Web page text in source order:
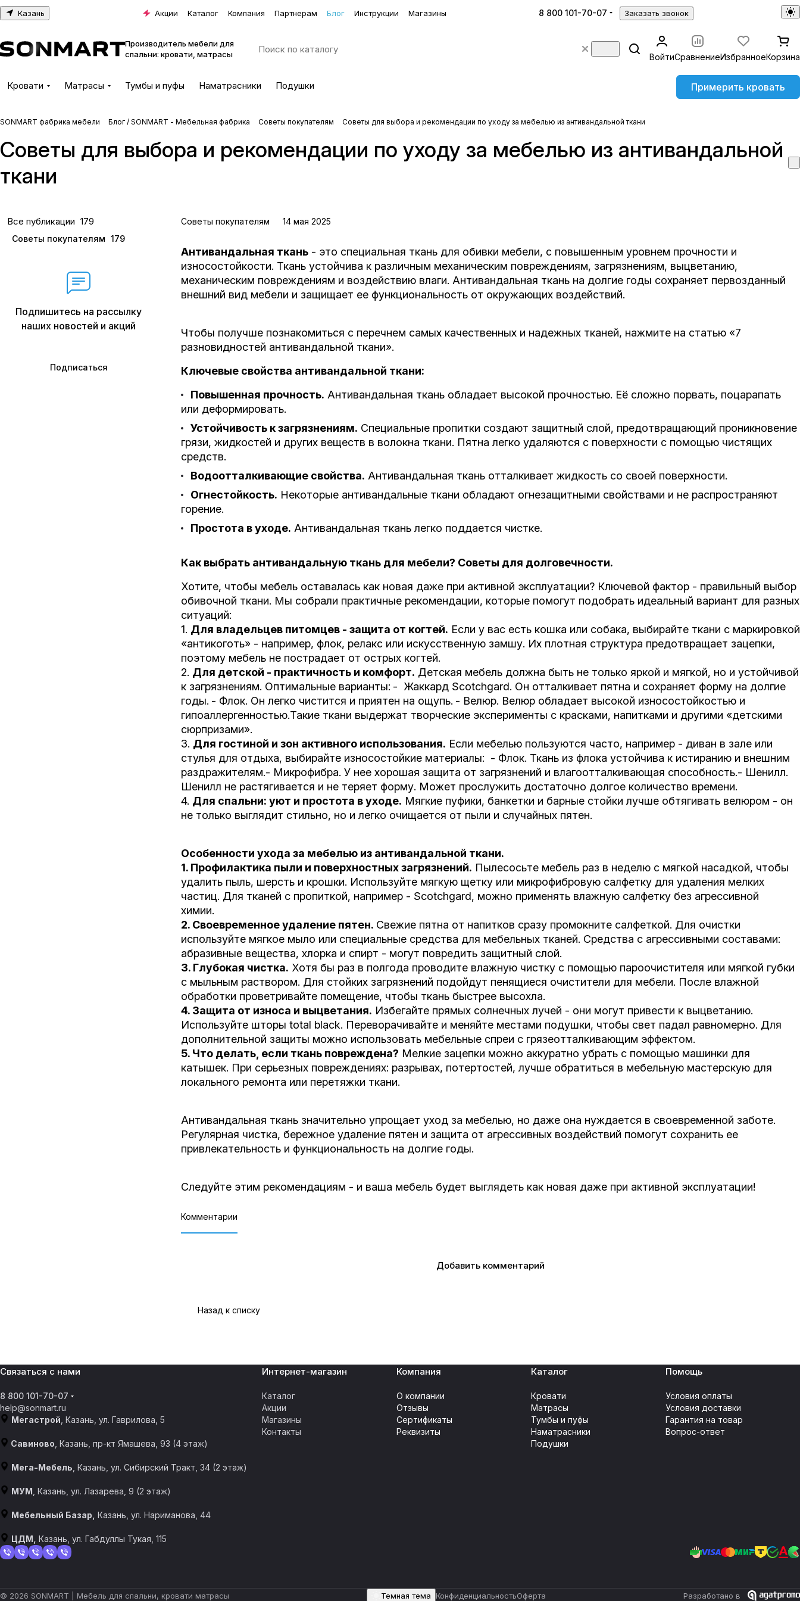
Казань Акции Каталог Компания Партнерам Блог Инструкции Магазины 8 800 101-70-07 Заказать звонок
Производитель мебели для
спальни: кровати, матрасы
ВойтиСравнениеИзбранноеКорзина
Кровати Матрасы Тумбы и пуфы Наматрасники Подушки Примерить кровать
SONMART фабрика мебели Блог / SONMART - Мебельная фабрика Советы покупателям Советы для выбора и рекомендации по уходу за мебелью из антивандальной ткани
Советы для выбора и рекомендации по уходу за мебелью из антивандальной
ткани
Советы покупателям 14 мая 2025
Антивандальная ткань - это специальная ткань для обивки мебели, с повышенным уровнем прочности и
износостойкости. Ткань устойчива к различным механическим повреждениям, загрязнениям, выцветанию,
механическим повреждениям и воздействию влаги. Антивандальная ткань на долгие годы сохраняет первозданный
внешний вид мебели и защищает ее функциональность от окружающих воздействий.
Чтобы получше познакомиться с перечнем самых качественных и надежных тканей, нажмите на статью «7
разновидностей антивандальной ткани».
Ключевые свойства антивандальной ткани:
Повышенная прочность. Антивандальная ткань обладает высокой прочностью. Её сложно порвать, поцарапать
или деформировать.
Устойчивость к загрязнениям. Специальные пропитки создают защитный слой, предотвращающий проникновение
грязи, жидкостей и других веществ в волокна ткани. Пятна легко удаляются с поверхности с помощью чистящих
средств.
Водоотталкивающие свойства. Антивандальная ткань отталкивает жидкость со своей поверхности.
Огнестойкость. Некоторые антивандальные ткани обладают огнезащитными свойствами и не распространяют
горение.
Простота в уходе. Антивандальная ткань легко поддается чистке.
Как выбрать антивандальную ткань для мебели? Советы для долговечности.
Хотите, чтобы мебель оставалась как новая даже при активной эксплуатации? Ключевой фактор - правильный выбор
обивочной ткани. Мы собрали практичные рекомендации, которые помогут подобрать идеальный вариант для разных
ситуаций:
1. Для владельцев питомцев - защита от когтей. Если у вас есть кошка или собака, выбирайте ткани с маркировкой
«антикоготь» - например, флок, релакс или искусственную замшу. Их плотная структура предотвращает зацепки,
поэтому мебель не пострадает от острых когтей.
2. Для детской - практичность и комфорт. Детская мебель должна быть не только яркой и мягкой, но и устойчивой
к загрязнениям. Оптимальные варианты: - Жаккард Scotchgard. Он отталкивает пятна и сохраняет форму на долгие
годы. - Флок. Он легко чистится и приятен на ощупь. - Велюр. Велюр обладает высокой износостойкостью и
гипоаллергенностью.Такие ткани выдержат творческие эксперименты с красками, напитками и другими «детскими
сюрпризами».
3. Для гостиной и зон активного использования. Если мебелью пользуются часто, например - диван в зале или
стулья для отдыха, выбирайте износостойкие материалы: - Флок. Ткань из флока устойчива к истиранию и внешним
раздражителям.- Микрофибра. У нее хорошая защита от загрязнений и влагоотталкивающая способность.- Шенилл.
Шенилл не растягивается и не теряет форму. Может прослужить достаточно долгое количество времени.
4. Для спальни: уют и простота в уходе. Мягкие пуфики, банкетки и барные стойки лучше обтягивать велюром - он
не только выглядит стильно, но и легко очищается от пыли и случайных пятен.
Особенности ухода за мебелью из антивандальной ткани.
1. Профилактика пыли и поверхностных загрязнений. Пылесосьте мебель раз в неделю с мягкой насадкой, чтобы
удалить пыль, шерсть и крошки. Используйте мягкую щетку или микрофибровую салфетку для удаления мелких
частиц. Для тканей с пропиткой, например - Scotchgard, можно применять влажную салфетку без агрессивной
химии.
2. Своевременное удаление пятен. Свежие пятна от напитков сразу промокните салфеткой. Для очистки
используйте мягкое мыло или специальные средства для мебельных тканей. Средства с агрессивными составами:
абразивные вещества, хлорка и спирт - могут повредить защитный слой.
3. Глубокая чистка. Хотя бы раз в полгода проводите влажную чистку с помощью пароочистителя или мягкой губки
с мыльным раствором. Для стойких загрязнений подойдут пенящиеся очистители для мебели. После влажной
обработки проветривайте помещение, чтобы ткань быстрее высохла.
4. Защита от износа и выцветания. Избегайте прямых солнечных лучей - они могут привести к выцветанию.
Используйте шторы total black. Переворачивайте и меняйте местами подушки, чтобы свет падал равномерно. Для
дополнительной защиты можно использовать мебельные спреи с грязеотталкивающим эффектом.
5. Что делать, если ткань повреждена? Мелкие зацепки можно аккуратно убрать с помощью машинки для
катышек. При серьезных повреждениях: разрывах, потертостей, лучше обратиться в мебельную мастерскую для
локального ремонта или перетяжки ткани.
Антивандальная ткань значительно упрощает уход за мебелью, но даже она нуждается в своевременной заботе.
Регулярная чистка, бережное удаление пятен и защита от агрессивных воздействий помогут сохранить ее
привлекательность и функциональность на долгие годы.
Следуйте этим рекомендациям - и ваша мебель будет выглядеть как новая даже при активной эксплуатации!
Комментарии
Добавить комментарий
Назад к списку
Все публикации 179
Советы покупателям 179
Подпишитесь на рассылку
наших новостей и акций
Подписаться
Связаться с нами
8 800 101-70-07
help@sonmart.ru
Мегастрой , Казань, ул. Гаврилова, 5
Савиново , Казань, пр-кт Ямашева, 93 (4 этаж)
Мега-Мебель , Казань, ул. Сибирский Тракт, 34 (2 этаж)
МУМ , Казань, ул. Лазарева, 9 (2 этаж)
Мебельный Базар, Казань, ул. Нариманова, 44
ЦДМ, Казань, ул. Габдуллы Тукая, 115
Интернет-магазин
Каталог
Акции
Магазины
Контакты
Компания
О компании
Отзывы
Сертификаты
Реквизиты
Каталог
Кровати
Матрасы
Тумбы и пуфы
Наматрасники
Подушки
Помощь
Условия оплаты
Условия доставки
Гарантия на товар
Вопрос-ответ
© 2026 SONMART | Мебель для спальни, кровати матрасы Темная тема КонфиденциальностьОферта Разработано в